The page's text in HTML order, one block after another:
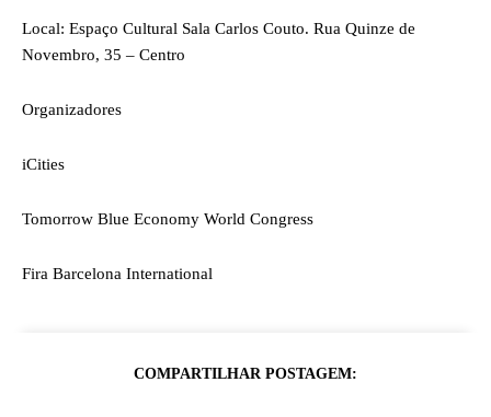
Local: Espaço Cultural Sala Carlos Couto. Rua Quinze de
Novembro, 35 – Centro
Organizadores
iCities
Tomorrow Blue Economy World Congress
Fira Barcelona International
COMPARTILHAR POSTAGEM: